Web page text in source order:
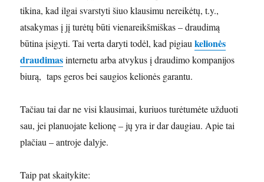
tikina, kad ilgai svarstyti šiuo klausimu nereikėtų, t.y.,
atsakymas į jį turėtų būti vienareikšmiškas – draudimą
būtina įsigyti. Tai verta daryti todėl, kad pigiaukelionės
draudimasinternetu arba atvykus į draudimo kompanijos
biurą, taps geros bei saugios kelionės garantu.
Tačiau tai dar ne visi klausimai, kuriuos turėtumėte užduoti
sau, jei planuojate kelionę – jų yra ir dar daugiau. Apie tai
plačiau – antroje dalyje.
Taip pat skaitykite: